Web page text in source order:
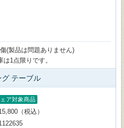
(製品は問題ありません)
は1点限りです。
テーブル
ア対象商品
（税込）